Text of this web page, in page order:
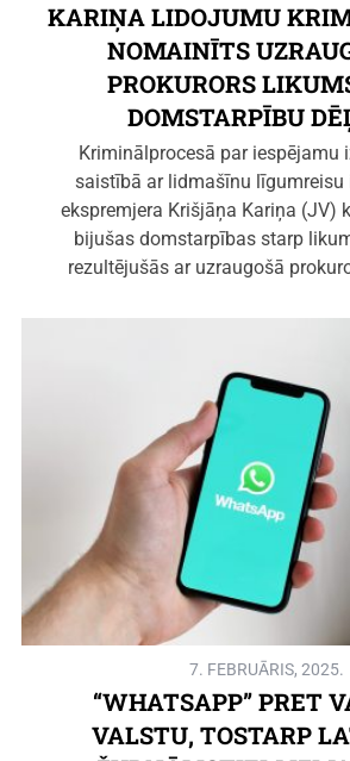
KARIŅA LIDOJUMU
NOMAINĪTS
PROKURORS
DOMSTARPĪBU
Kriminālprocesā par iespējamu
saistībā ar lidmašīnu līgumreisu
ekspremjera Krišjāņa Kariņa (JV)
bijušas domstarpības starp
rezultējušās ar uzraugošā
7. FEBRUĀRIS, 2025.
“WHATSAPP” PRET
VALSTU, TOSTARP